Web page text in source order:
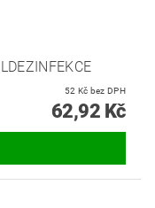
52 Kč bez DPH
62,92 Kč